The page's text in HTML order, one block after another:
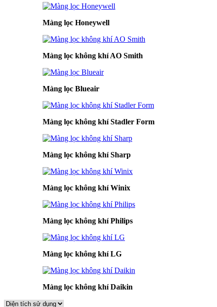
Màng lọc Honeywell
Màng lọc không khí AO Smith
Màng lọc Blueair
Màng lọc không khí Stadler Form
Màng lọc không khí Sharp
Màng lọc không khí Winix
Màng lọc không khí Philips
Màng lọc không khí LG
Màng lọc không khí Daikin